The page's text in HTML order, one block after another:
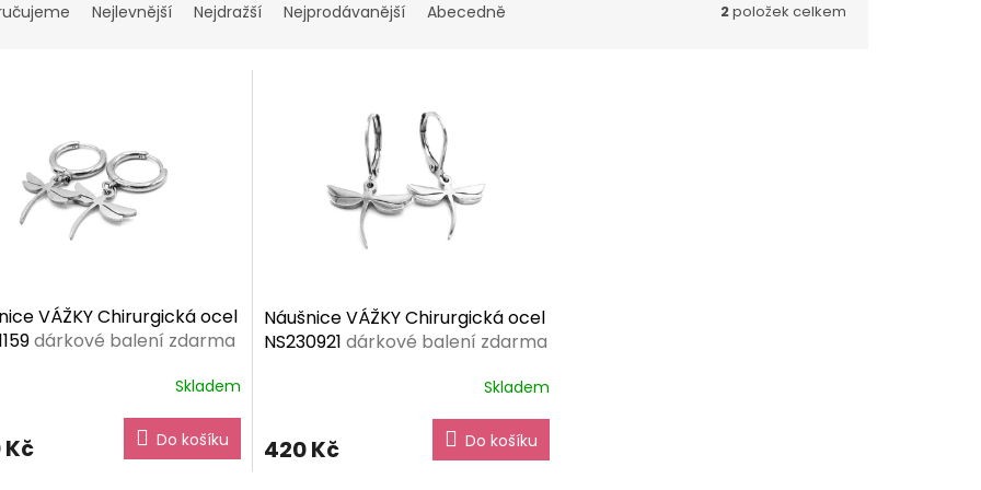
Nejlevnější Nejdražší Nejprodávanější Abecedně 2položek celkem
VÁŽKY Chirurgická ocel
dárkové balení zdarma
Skladem
Do košíku
Náušnice VÁŽKY Chirurgická ocel
NS230921 dárkové balení zdarma
Skladem
420 Kč Do košíku